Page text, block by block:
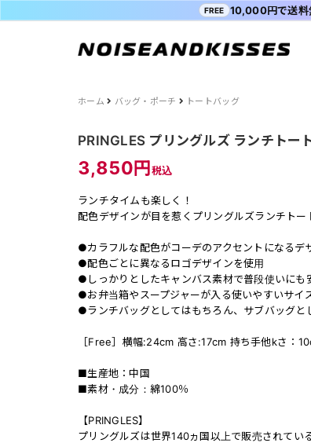
ALL ITEM
SALE
ACDC RAG
FILA
47
ま
ショッピングガイド
会員登録
FREE 10,000円で送料
ホーム バッグ・ポーチ トートバッグ
PRINGLES プリングルズ ランチトー
3,850円税込
ランチタイムも楽しく！
配色デザインが目を惹くプリングルズランチトー
●カラフルな配色がコーデのアクセントになるデ
●配色ごとに異なるロゴデザインを使用
●しっかりとしたキャンバス素材で普段使いにも
●お弁当箱やスープジャーが入る使いやすいサイ
●ランチバッグとしてはもちろん、サブバッグと
［Free］横幅:24cm 高さ:17cm 持ち手他kさ：
■生産地：中国
■素材・成分：綿100％
【PRINGLES】
プリングルズは世界140ヵ国以上で販売されてい